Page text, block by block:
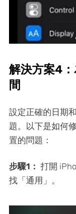
解決方案4
間
設定正確的日期
題。以下是如何
置的問題：
步驟1： 打開
找「通用」。